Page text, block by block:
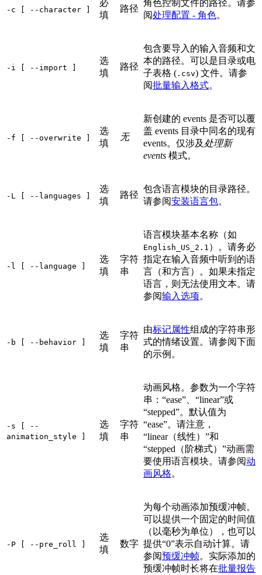
-c [ --character ]
必
填
路径
角色控制文件的路径。请参
阅处理配置 - 角色。
-i [ --import ]
选
填
路径
包含要导入的输入音频和文
本的路径。可以是目录或电
子表格 ( .csv) 文件。请参
阅批量输入格式。
-f [ --overwrite ]
选
填
无
新创建的 events 是否可以覆
盖 events 目录中同名的现有
events。仅涉及 处理新
events 模式。
-L [ --languages ]
选
填
路径
包含语言模块的目录路径。
请参阅安装语言包。
-l [ --language ]
选
填
字符
串
语言模块基本名称（如
English_US_2.1 ）。请务必
指定在输入音频中听到的语
言（和方言）。如果未指定
语言，则无法使用文本。请
参阅输入选项。
-b [ --behavior ]
选
填
字符
串
由标记属性组成的字符串形
式的情绪设置。请参阅下面
的示例。
-s [ --
animation_style ]
选
填
字符
串
动画风格。参数为一个字符
串：“ease”、“linear”或
“stepped”。默认值为
“ease”。请注意，
“linear（线性）”和
“stepped（阶梯式）”动画需
要使用语言模块。请参阅动
画风格。
-P [ --pre_roll ]
选
填
数字
为每个动画添加预缓冲帧。
可以提供一个固定的时间值
（以毫秒为单位），也可以
提供“0”表示自动计算。请
参阅预缓冲帧。实际添加的
预缓冲帧时长将在批量报告